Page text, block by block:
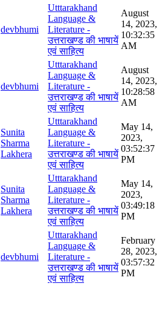
devbhumi
Utttarakhand
Language &
Literature -
उत्तराखण्ड की भाषायें
एवं साहित्य
August
14, 2023,
10:32:35
AM
devbhumi
Utttarakhand
Language &
Literature -
उत्तराखण्ड की भाषायें
एवं साहित्य
August
14, 2023,
10:28:58
AM
Sunita
Sharma
Lakhera
Utttarakhand
Language &
Literature -
उत्तराखण्ड की भाषायें
एवं साहित्य
May 14,
2023,
03:52:37
PM
Sunita
Sharma
Lakhera
Utttarakhand
Language &
Literature -
उत्तराखण्ड की भाषायें
एवं साहित्य
May 14,
2023,
03:49:18
PM
devbhumi
Utttarakhand
Language &
Literature -
उत्तराखण्ड की भाषायें
एवं साहित्य
February
28, 2023,
03:57:32
PM